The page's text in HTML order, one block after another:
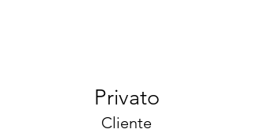
Privato
Cliente